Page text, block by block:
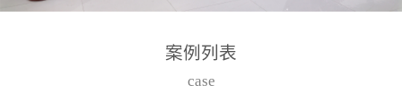
高技能的团队。汇聚了众
案例列表
case